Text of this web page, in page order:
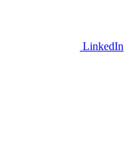
LinkedIn